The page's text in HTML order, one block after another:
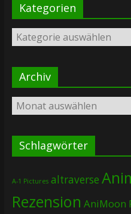
Kategorien
Kategorien
Archiv
Archiv
Schlagwörter
A-1 Pictures altraverse
Rezension AniMoon